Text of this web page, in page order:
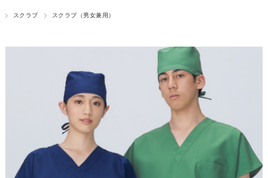
スクラブ スクラブ（男女兼用）